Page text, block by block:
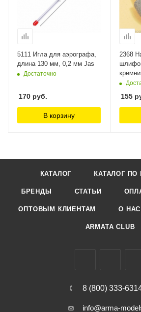
5111 Игла для аэрографа,
длина 130 мм, 0,2 мм Jas
Достаточно
170 руб.
В корзину
2368
3шт./
155
КАТАЛОГ КАТАЛОГ
БРЕНДЫ СТАТЬИ
ОПТОВЫМ КЛИЕНТАМ О НАС
ARMATA CLUB
8 (800) 333-
info@arma-